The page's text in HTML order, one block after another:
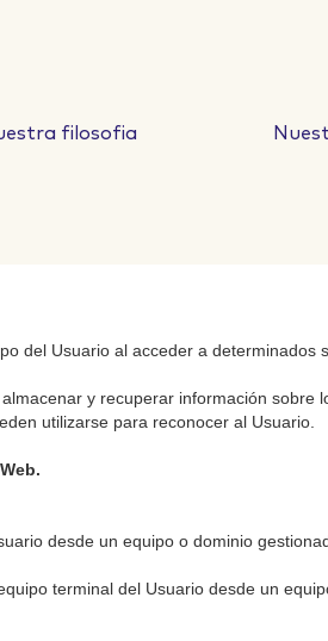
filosofia
del Usuario al acceder a determinados
y recuperar información
utilizarse para reconocer al Usuario.
desde un equipo o dominio
terminal del Usuario desde un